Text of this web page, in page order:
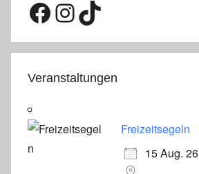
Facebook
Instagram
TikTok
Veranstaltungen
Freizeitsegeln
15 Aug. 26